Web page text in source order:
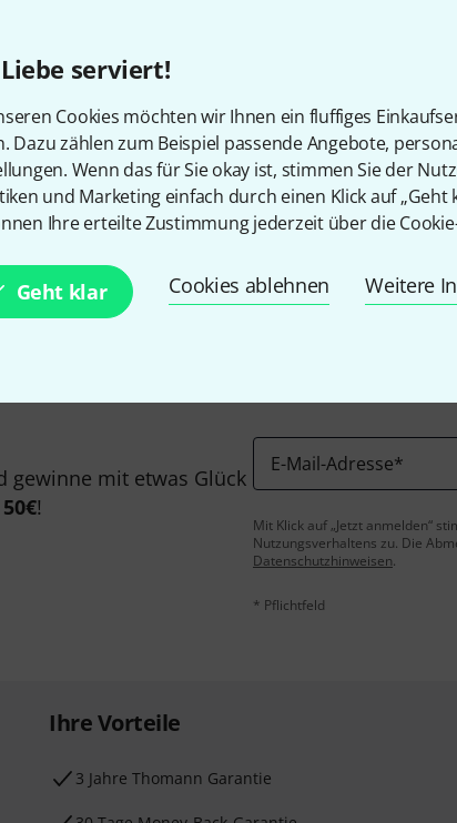
serviert!
Cookies möchten wir Ihnen ein fluffiges
Dazu zählen zum Beispiel passende Angebote,
Wenn das für Sie okay ist, stimmen Sie der
und Marketing einfach durch einen Klick auf „Geht
Ihre erteilte Zustimmung jederzeit über die
Geht klar Cookies ablehnen Weitere
Gefällt Ihnen, was Sie sehen?
Teilen Hilfe & Feedback
gewinne mit etwas Glück
50€!
E-Mail-Adresse*
Mit Klick auf „Jetzt anmelden“
Nutzungsverhaltens zu. Die
Datenschutzhinweisen.
* Pflichtfeld
Ihre Vorteile
3 Jahre Thomann Garantie